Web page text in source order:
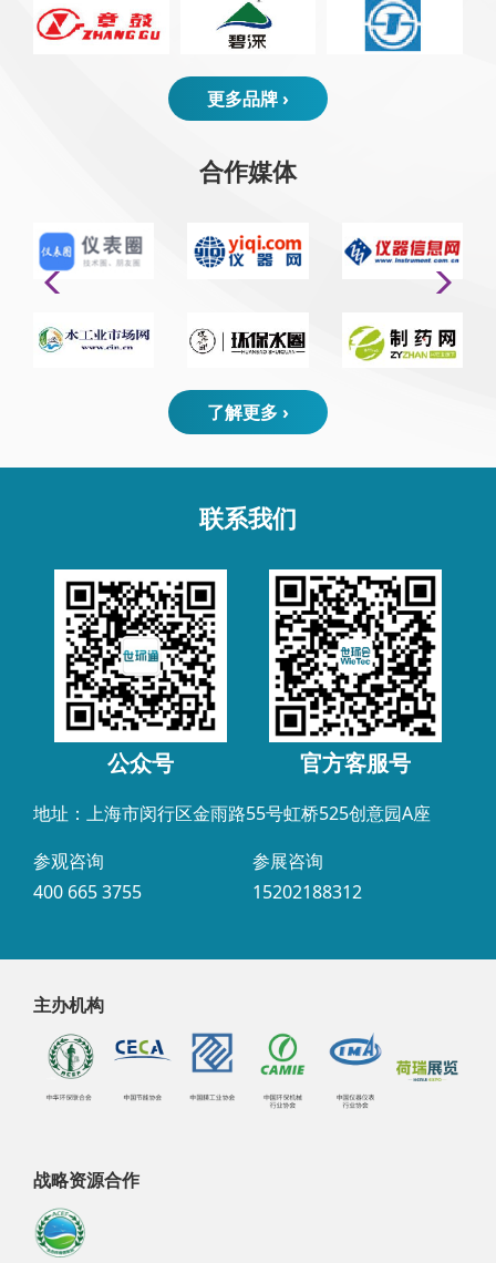
更多品牌 ›
合作媒体
了解更多 ›
联系我们
公众号 官方客服号
地址：上海市闵行区金雨路55号虹桥525创意园A座
参观咨询
400 665 3755
参展咨询
15202188312
主办机构
战略资源合作